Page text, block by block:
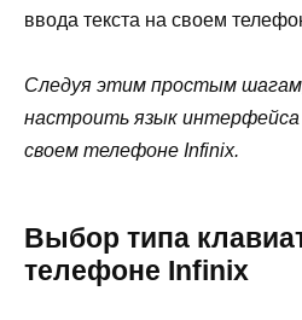
ввода текста на своем
Следуя этим простым
настроить язык интерфейса
своем телефоне Infinix.
Выбор типа
телефоне Infinix